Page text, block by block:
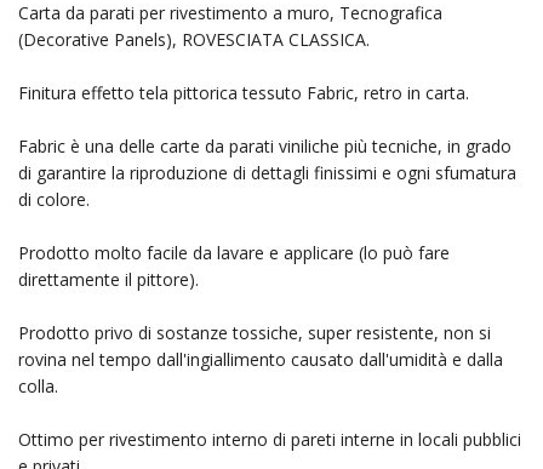
Carta da parati per rivestimento a muro, Tecnografica
(Decorative Panels), ROVESCIATA CLASSICA.
Finitura effetto tela pittorica tessuto Fabric, retro in carta.
Fabric è una delle carte da parati viniliche più tecniche, in grado
di garantire la riproduzione di dettagli finissimi e ogni sfumatura
di colore.
Prodotto molto facile da lavare e applicare (lo può fare
direttamente il pittore).
Prodotto privo di sostanze tossiche, super resistente, non si
rovina nel tempo dall'ingiallimento causato dall'umidità e dalla
colla.
Ottimo per rivestimento interno di pareti interne in locali pubblici